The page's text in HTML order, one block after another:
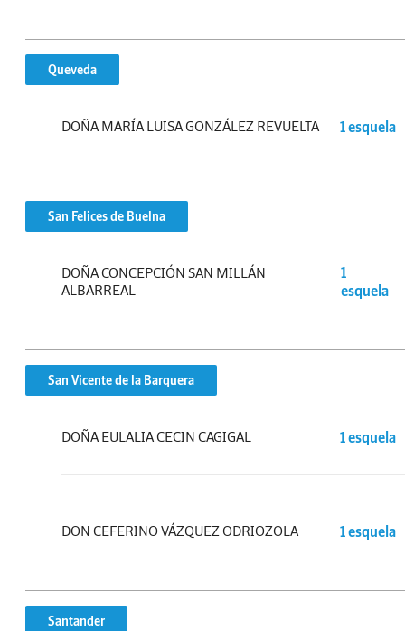
Queveda
DOÑA MARÍA LUISA GONZÁLEZ REVUELTA 1 esquela
San Felices de Buelna
DOÑA CONCEPCIÓN SAN MILLÁN
ALBARREAL
1
esquela
San Vicente de la Barquera
DOÑA EULALIA CECIN CAGIGAL 1 esquela
DON CEFERINO VÁZQUEZ ODRIOZOLA 1 esquela
Santander